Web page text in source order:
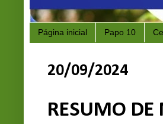
Página inicial Papo 10
20/09/2024
RESUMO DE